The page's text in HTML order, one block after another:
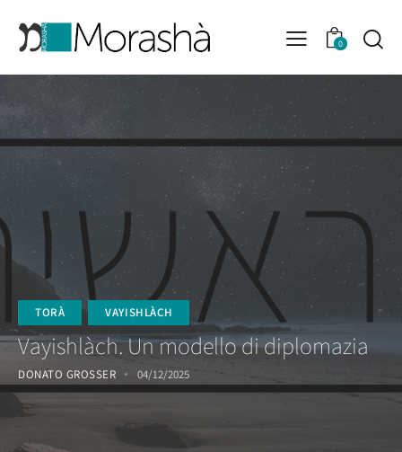
0
TORÀ VAYISHLÀCH
Vayishlàch. Un modello di diplomazia
DONATO GROSSER 04/12/2025